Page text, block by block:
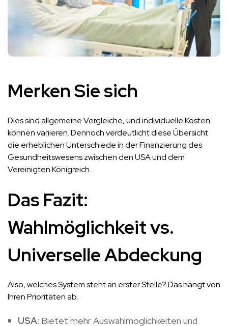
Merken Sie sich
Dies sind allgemeine Vergleiche, und individuelle Kosten
können variieren. Dennoch verdeutlicht diese Übersicht
die erheblichen Unterschiede in der Finanzierung des
Gesundheitswesens zwischen den USA und dem
Vereinigten Königreich.
Das Fazit:
Wahlmöglichkeit vs.
Universelle Abdeckung
Also, welches System steht an erster Stelle? Das hängt von
Ihren Prioritäten ab.
USA: Bietet mehr Auswahlmöglichkeiten und